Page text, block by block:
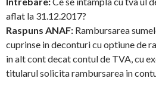
aflat la 31.12.2017?
Raspuns ANAF: Rambursarea
cuprinse in deconturi cu optiune de
in alt cont decat contul de TVA, cu
titularul solicita rambursarea in